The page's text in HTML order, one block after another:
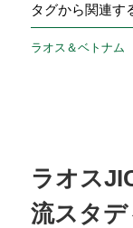
タグから関連す
ラオス＆ベトナム
ラオス
流スタ